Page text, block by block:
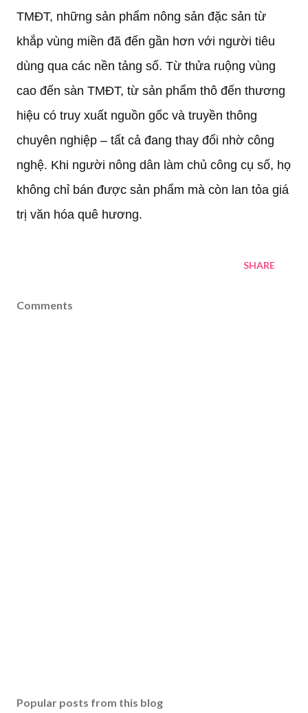
TMĐT, những sản phẩm nông sản đặc sản từ
khắp vùng miền đã đến gần hơn với người tiêu
dùng qua các nền tảng số. Từ thửa ruộng vùng
cao đến sàn TMĐT, từ sản phẩm thô đến thương
hiệu có truy xuất nguồn gốc và truyền thông
chuyên nghiệp – tất cả đang thay đổi nhờ công
nghệ. Khi người nông dân làm chủ công cụ số, họ
không chỉ bán được sản phẩm mà còn lan tỏa giá
trị văn hóa quê hương.
SHARE
Comments
Popular posts from this blog